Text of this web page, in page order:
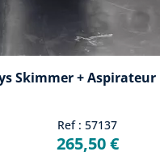
Skimmer + Aspirateur
Ref : 57137
265,50 €